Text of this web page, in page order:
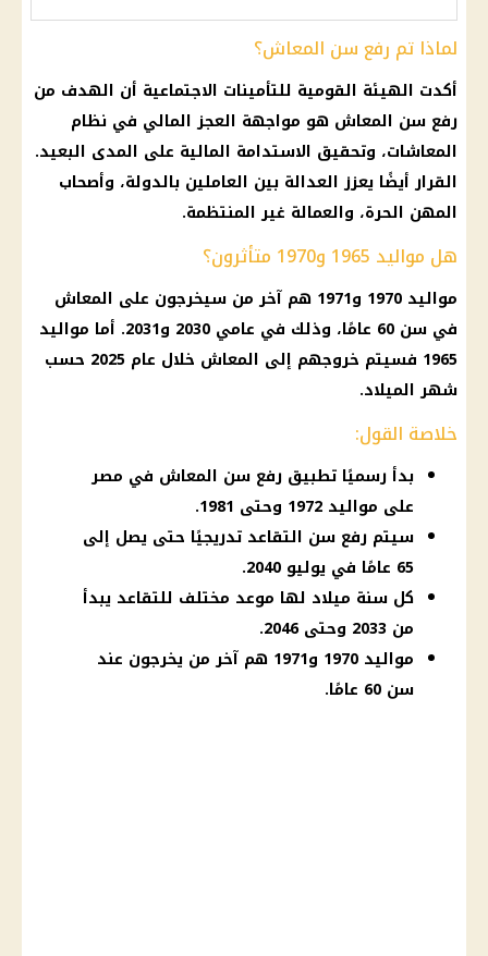
لماذا تم رفع سن المعاش؟
أكدت الهيئة القومية للتأمينات الاجتماعية أن الهدف من
رفع سن المعاش هو مواجهة العجز المالي في نظام
المعاشات، وتحقيق الاستدامة المالية على المدى البعيد.
القرار أيضًا يعزز العدالة بين العاملين بالدولة، وأصحاب
المهن الحرة، والعمالة غير المنتظمة.
هل مواليد 1965 و1970 متأثرون؟
مواليد 1970 و1971 هم آخر من سيخرجون على المعاش
في سن 60 عامًا، وذلك في عامي 2030 و2031. أما مواليد
1965 فسيتم خروجهم إلى المعاش خلال عام 2025 حسب
شهر الميلاد.
خلاصة القول:
بدأ رسميًا تطبيق رفع سن المعاش في مصر
على مواليد 1972 وحتى 1981.
سيتم رفع سن التقاعد تدريجيًا حتى يصل إلى
65 عامًا في يوليو 2040.
كل سنة ميلاد لها موعد مختلف للتقاعد يبدأ
من 2033 وحتى 2046.
مواليد 1970 و1971 هم آخر من يخرجون عند
سن 60 عامًا.